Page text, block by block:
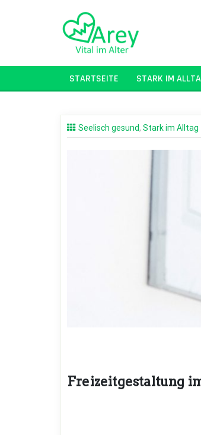
STARTSEITE STARK IM
Seelisch gesund, Stark im Alltag
Freizeitgestaltung